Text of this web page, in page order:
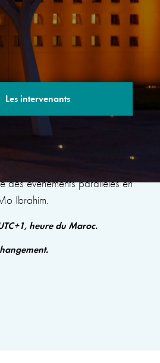
Les intervenants
avec des experts renommés qui
des événements parallèles en
Ibrahim.
heure du Maroc.